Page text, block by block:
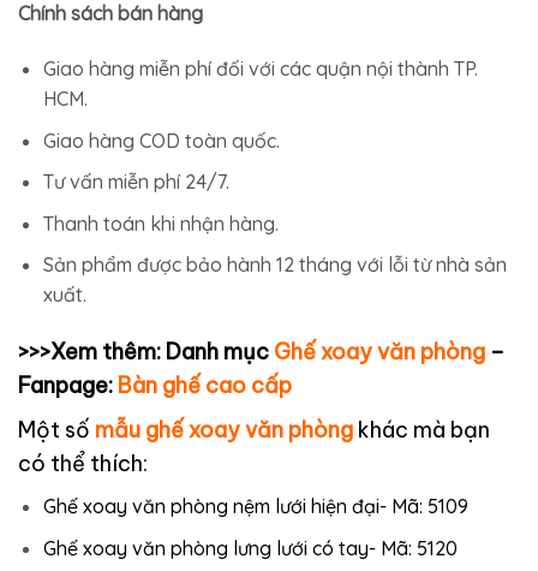
Chính sách bán hàng
Giao hàng miễn phí đối với các quận nội thành TP.
HCM.
Giao hàng COD toàn quốc.
Tư vấn miễn phí 24/7.
Thanh toán khi nhận hàng.
Sản phẩm được bảo hành 12 tháng với lỗi từ nhà sản
xuất.
>>>Xem thêm: Danh mục Ghế xoay văn phòng –
Fanpage: Bàn ghế cao cấp
Một số mẫu ghế xoay văn phòng khác mà bạn
có thể thích:
Ghế xoay văn phòng nệm lưới hiện đại- Mã: 5109
Ghế xoay văn phòng lưng lưới có tay- Mã: 5120